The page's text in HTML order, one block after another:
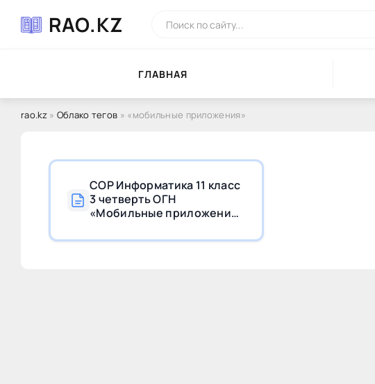
RAO.KZ
ГЛAВНAЯ
rao.kz» Облако тегов » «мобильные приложения»
СОР Информатика 11 класс
3 четверть ОГН
«Мобильные приложения»